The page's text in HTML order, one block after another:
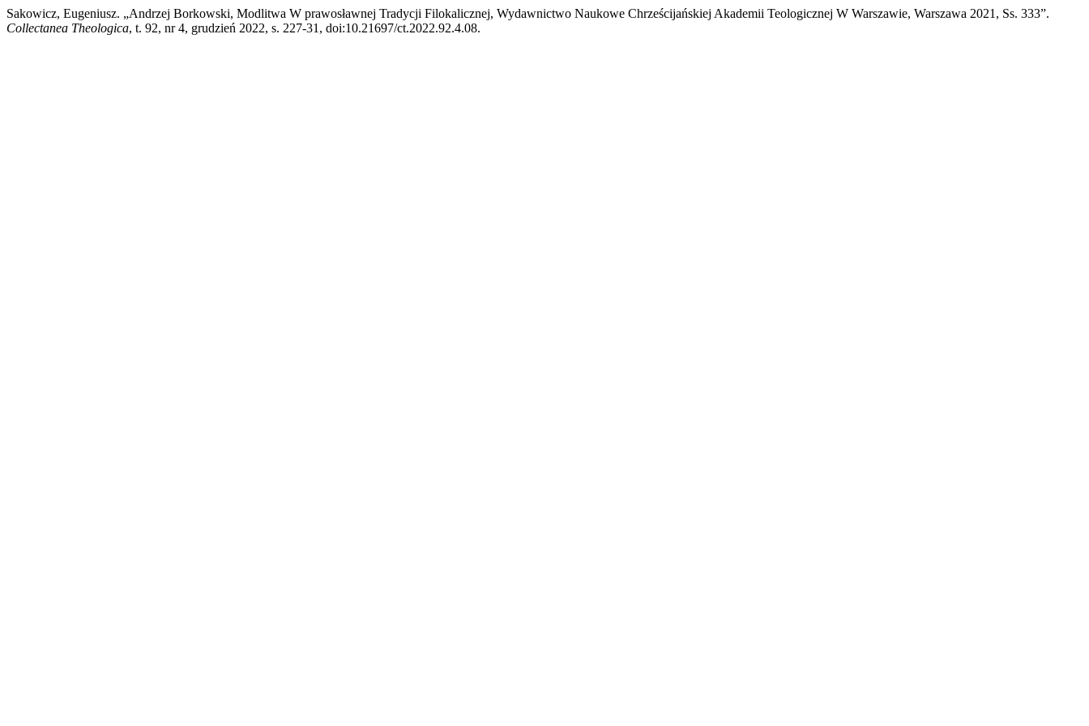
Sakowicz, Eugeniusz. „Andrzej Borkowski, Modlitwa W prawosławnej Tradycji Filokalicznej, Wydawnictwo Naukowe Chrześcijańskiej Akademii Teologicznej W Warszawie, Warszawa 2021, Ss. 333”.
Collectanea Theologica, t. 92, nr 4, grudzień 2022, s. 227-31, doi:10.21697/ct.2022.92.4.08.